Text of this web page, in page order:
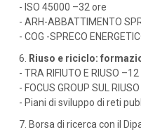
- ISO 45000 –32 ore
- ARH-ABBATTIMENTO
- COG -SPRECO
6. Riuso e riciclo:
- TRA RIFIUTO E RIUSO
- FOCUS GROUP SUL
- Piani di sviluppo di reti
7. Borsa di ricerca con il